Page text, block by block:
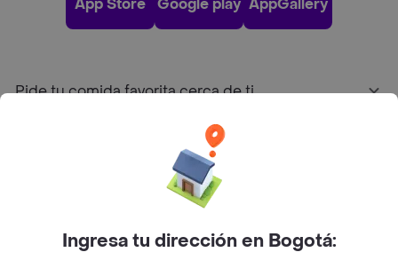
App Store Google play AppGallery
Pide tu comida favorita cerca de ti
Sobre Rappi
Ingresa tu dirección en Bogotá: